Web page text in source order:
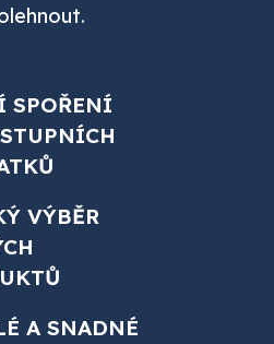
SPOŘENÍ
VÝBĚR
A SNADNÉ